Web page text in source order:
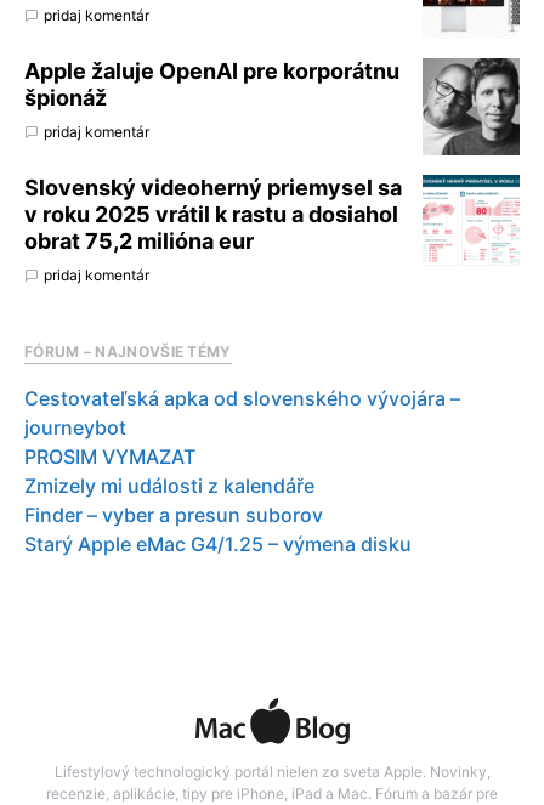
pridaj komentár
Apple žaluje OpenAI pre korporátnu
špionáž
pridaj komentár
Slovenský videoherný priemysel sa
v roku 2025 vrátil k rastu a dosiahol
obrat 75,2 milióna eur
pridaj komentár
FÓRUM – NAJNOVŠIE TÉMY
Cestovateľská apka od slovenského vývojára –
journeybot
PROSIM VYMAZAT
Zmizely mi události z kalendáře
Finder – vyber a presun suborov
Starý Apple eMac G4/1.25 – výmena disku
Lifestylový technologický portál nielen zo sveta Apple. Novinky,
recenzie, aplikácie, tipy pre iPhone, iPad a Mac. Fórum a bazár pre